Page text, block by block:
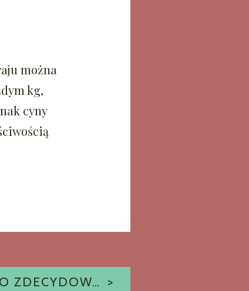
można
kg,
cyny
DLACZEGO WARTO ZDECYDOWAĆ SIĘ NA PALETY PLASTIKOWE?